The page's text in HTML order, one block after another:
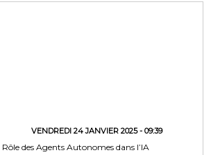
VENDREDI 24 JANVIER 2025 - 09:39
Rôle des Agents Autonomes dans l’IA